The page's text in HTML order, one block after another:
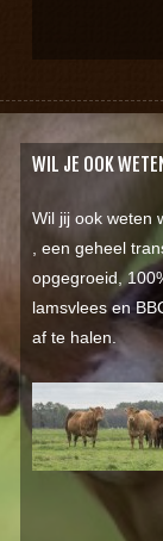
WIL JE OOK
Wil jij ook weten
, een geheel
opgegroeid,
lamsvlees en
af te halen.